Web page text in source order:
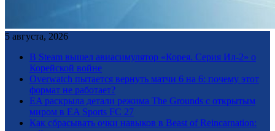
5 августа, 2026
В Steam вышел авиасимулятор «Корея. Серия Ил-2» о
Корейской войне
Overwatch пытается вернуть матчи 6 на 6: почему этот
формат не работает?
EA раскрыла детали режима The Grounds с открытым
миром в EA Sports FC 27
Как сбрасывать очки навыков в Beast of Reincarnation: